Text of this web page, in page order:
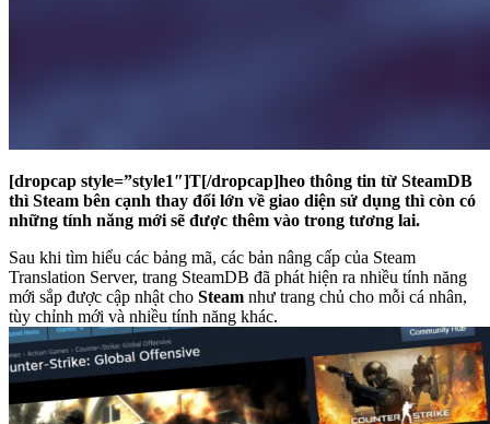
[dropcap style=”style1″]T[/dropcap]heo thông tin từ SteamDB
thì Steam bên cạnh thay đổi lớn về giao diện sử dụng thì còn có
những tính năng mới sẽ được thêm vào trong tương lai.
Sau khi tìm hiểu các bảng mã, các bản nâng cấp của Steam
Translation Server, trang SteamDB đã phát hiện ra nhiều tính năng
mới sắp được cập nhật cho Steam như trang chủ cho mỗi cá nhân,
tùy chỉnh mới và nhiều tính năng khác.